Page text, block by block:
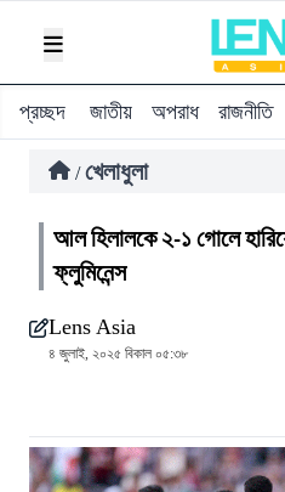
প্রচ্ছদ জাতীয় অপরাধ রাজনীতি
/ খেলাধুলা
আল হিলালকে ২-১ গোলে
ফ্লুমিনেন্স
Lens Asia
৪ জুলাই, ২০২৫ বিকাল ০৫:৩৮